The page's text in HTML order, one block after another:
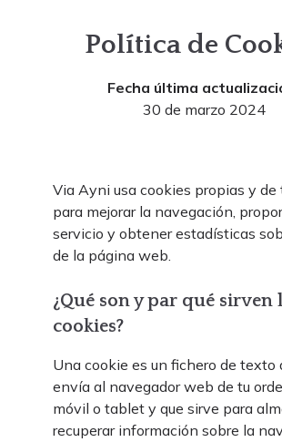
Política de
Fecha última
30 de marzo 2024
Via Ayni usa cookies propias y de
para mejorar la navegación,
servicio y obtener estadísticas
de la página web.
¿Qué son y par qué sirven
cookies?
Una cookie es un fichero de texto
envía al navegador web de tu
móvil o tablet y que sirve para
recuperar información sobre la